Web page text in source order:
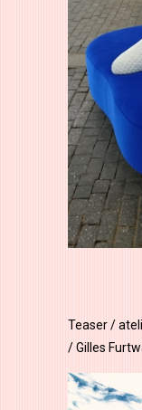
Teaser /
/ Gilles